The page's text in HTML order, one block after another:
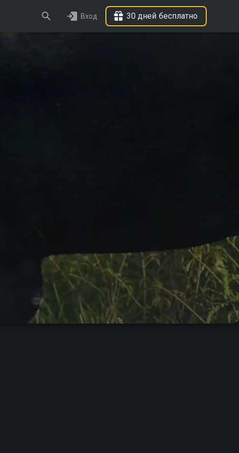
Вход 30 дней бесплатно